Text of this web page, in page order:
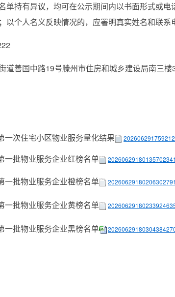
持有异议，均可在公示期间内以书面形式或电
以个人名义反映情况的，应署明真实姓名和联系
善国中路19号滕州市住房和城乡建设局南三楼
次住宅小区物业服务量化结果
批物业服务企业红榜名单
批物业服务企业橙榜名单
批物业服务企业黄榜名单
批物业服务企业黑榜名单